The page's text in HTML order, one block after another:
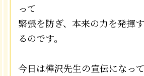
って
緊張を防ぎ、本来の力を発揮
るのです。
今日は樺沢先生の宣伝になっ